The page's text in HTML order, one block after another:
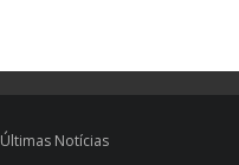
Últimas Notícias